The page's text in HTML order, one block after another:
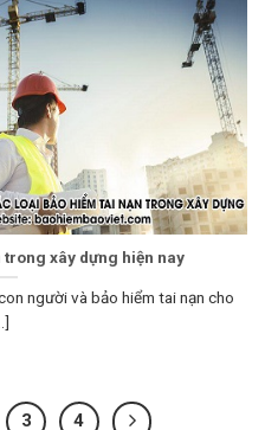
trong xây dựng hiện nay
người và bảo hiểm tai nạn cho
3 4